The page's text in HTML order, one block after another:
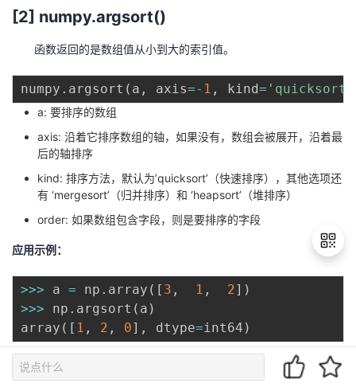
[2] numpy.argsort()
函数返回的是数组值从小到大的索引值。
numpy . argsort ( a , axis=- 1 , kind= 'quicksort'
a: 要排序的数组
axis: 沿着它排序数组的轴，如果没有，数组会被展开，沿着最
后的轴排序
kind: 排序方法，默认为’quicksort’（快速排序），其他选项还
有 ‘mergesort’（归并排序）和 ‘heapsort’（堆排序）
order: 如果数组包含字段，则是要排序的字段
应用示例：
>>> a = np . array ( [ 3 , 1 , 2] )
>>> np . argsort ( a )
array ( [ 1 , 2 , 0] , dtype=int64 )
(7) 查找和筛选